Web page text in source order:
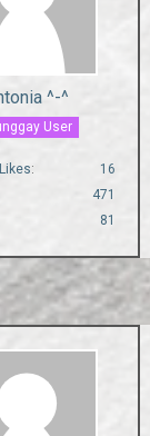
^-^
User
16
471
81